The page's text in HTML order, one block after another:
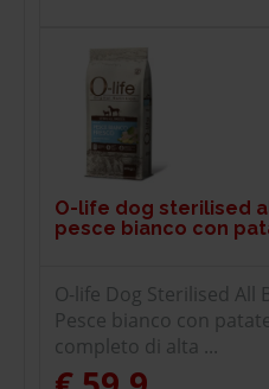
O-life dog sterilised
pesce bianco con
O-life Dog Sterilised All
Pesce bianco con
completo di alta ...